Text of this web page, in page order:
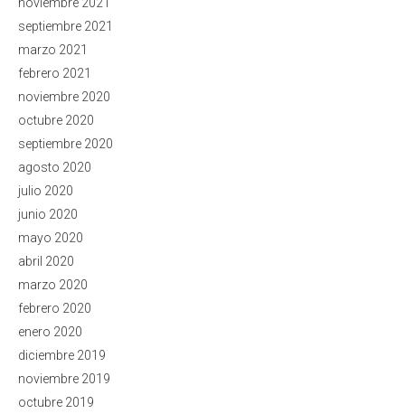
noviembre 2021
septiembre 2021
marzo 2021
febrero 2021
noviembre 2020
octubre 2020
septiembre 2020
agosto 2020
julio 2020
junio 2020
mayo 2020
abril 2020
marzo 2020
febrero 2020
enero 2020
diciembre 2019
noviembre 2019
octubre 2019